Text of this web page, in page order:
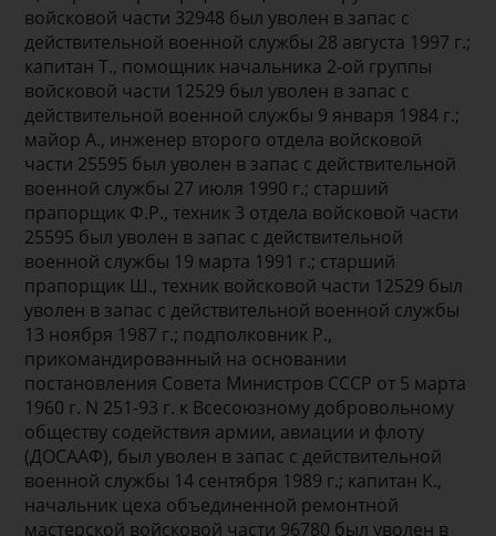
войсковой части 32948 был уволен в запас с
действительной военной службы 28 августа 1997 г.;
капитан Т., помощник начальника 2-ой группы
войсковой части 12529 был уволен в запас с
действительной военной службы 9 января 1984 г.;
майор А., инженер второго отдела войсковой
части 25595 был уволен в запас с действительной
военной службы 27 июля 1990 г.; старший
прапорщик Ф.Р., техник 3 отдела войсковой части
25595 был уволен в запас с действительной
военной службы 19 марта 1991 г.; старший
прапорщик Ш., техник войсковой части 12529 был
уволен в запас с действительной военной службы
13 ноября 1987 г.; подполковник Р.,
прикомандированный на основании
постановления Совета Министров СССР от 5 марта
1960 г. N 251-93 г. к Всесоюзному добровольному
обществу содействия армии, авиации и флоту
(ДОСААФ), был уволен в запас с действительной
военной службы 14 сентября 1989 г.; капитан К.,
начальник цеха объединенной ремонтной
мастерской войсковой части 96780 был уволен в